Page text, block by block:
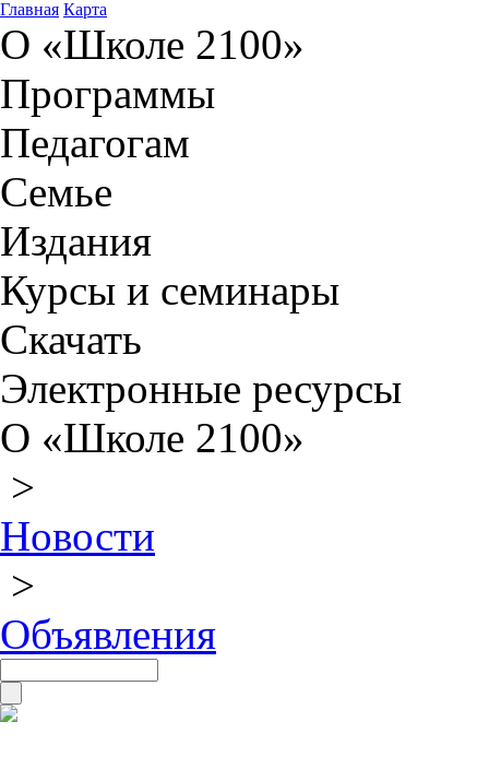
Главная Карта
О «Школе 2100»
Программы
Педагогам
Семье
Издания
Курсы и семинары
Скачать
Электронные ресурсы
О «Школе 2100»
>
Новости
>
Объявления